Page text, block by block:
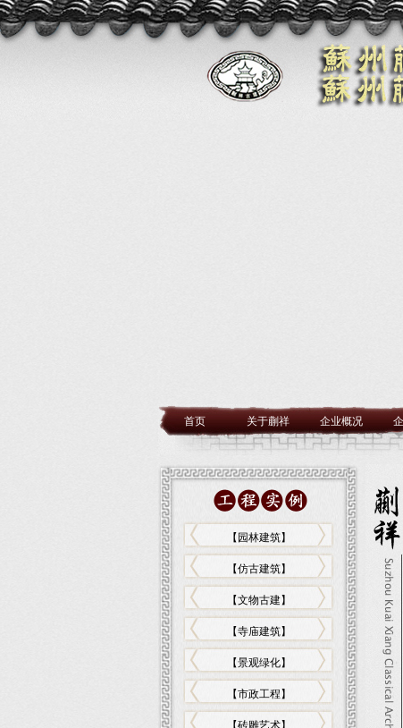
首页 关于蒯祥 企业概况
【园林建筑】
【仿古建筑】
【文物古建】
【寺庙建筑】
【景观绿化】
【市政工程】
【砖雕艺术】